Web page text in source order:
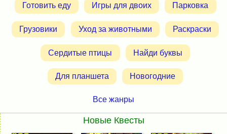
Готовить еду Игры для двоих Парковка
Грузовики Уход за животными Раскраски
Сердитые птицы Найди буквы
Для планшета Новогодние
Все жанры
Новые Квесты